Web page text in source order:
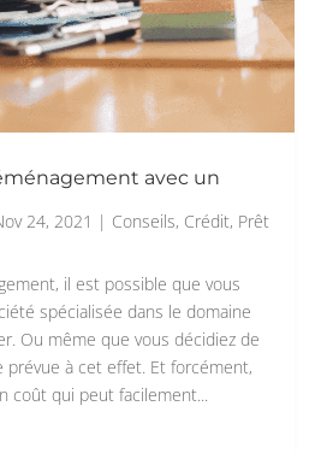
avec un
24, 2021 | Conseils, Crédit, Prêt
il est possible que vous
spécialisée dans le domaine
Ou même que vous décidiez de
à cet effet. Et forcément,
coût qui peut facilement...